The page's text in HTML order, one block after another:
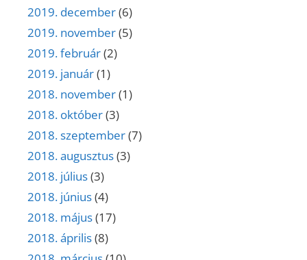
2019. december(6)
2019. november(5)
2019. február(2)
2019. január(1)
2018. november(1)
2018. október(3)
2018. szeptember(7)
2018. augusztus(3)
2018. július(3)
2018. június(4)
2018. május(17)
2018. április(8)